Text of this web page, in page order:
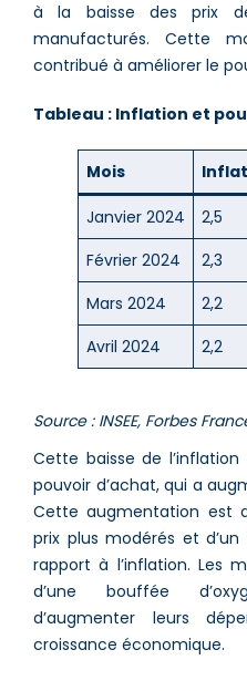
à la baisse des prix
manufacturés​. Cette
contribué à améliorer le
Tableau : Inflation et
Mois
Janvier 2024 2,5
Février 2024
2,3
Mars 2024
2,2
Avril 2024
2,2
Source : INSEE, Forbes
Cette baisse de
pouvoir d’achat, qui a
Cette augmentation est
prix plus modérés et
rapport à l’inflation. Les
d’une bouffée
d’augmenter leurs
croissance économique.